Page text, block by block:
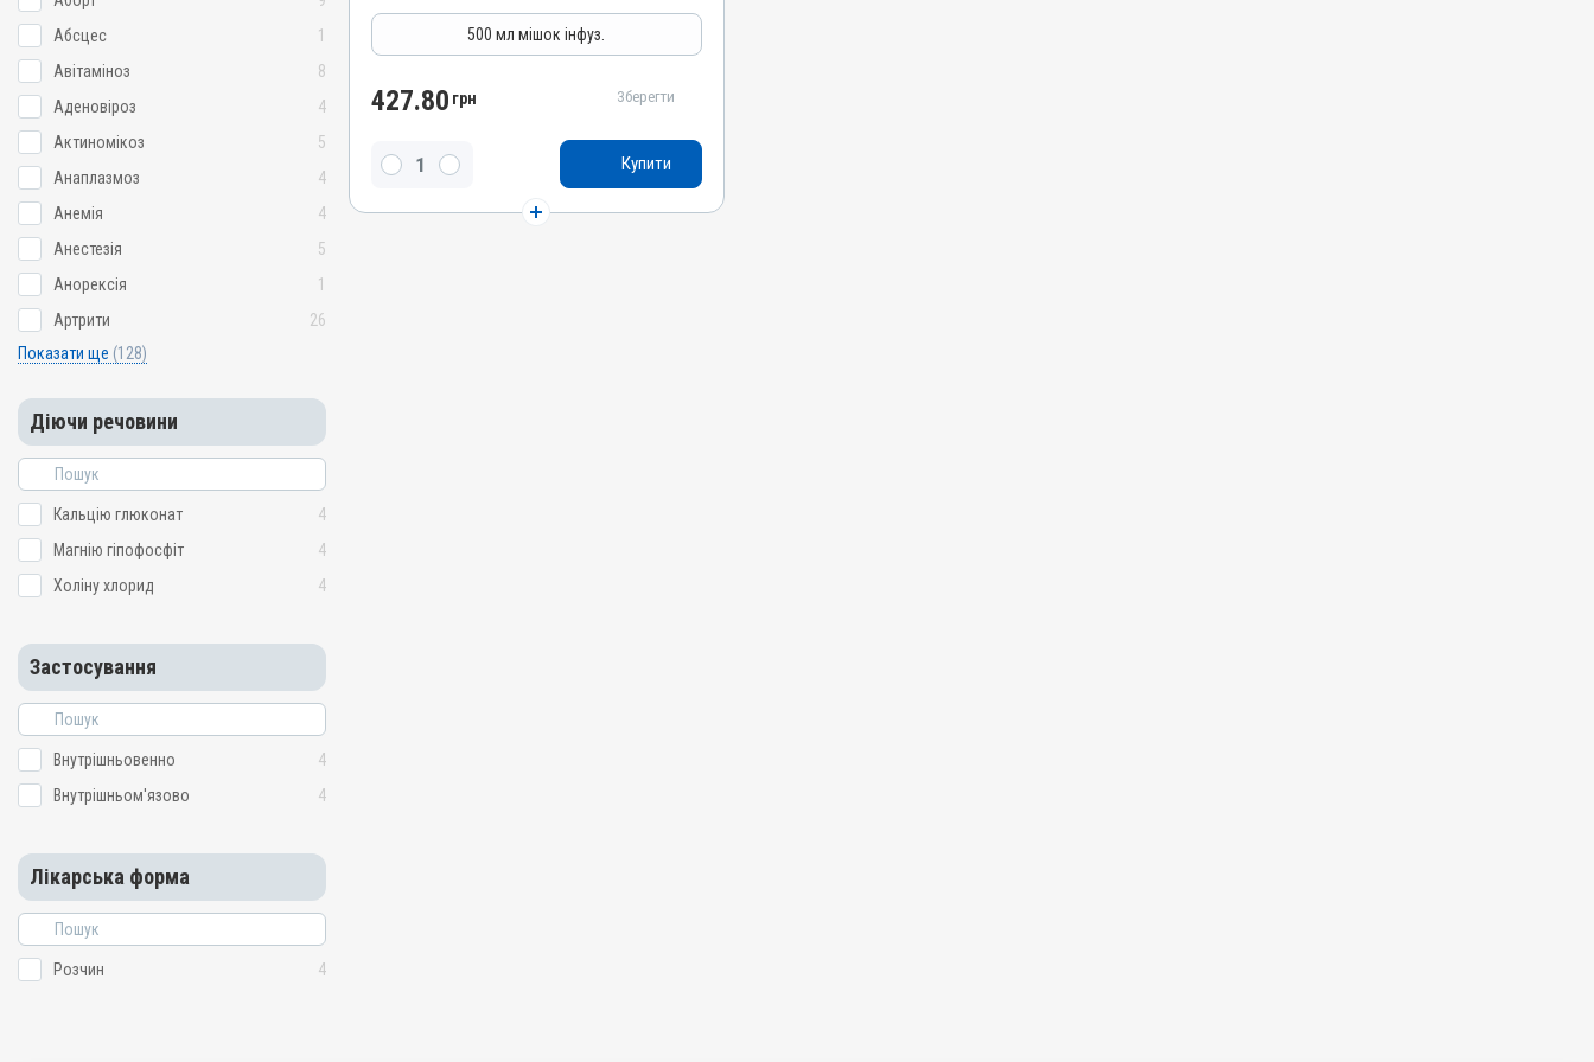
Абсцес
1
Авітаміноз
8
Аденовіроз
4
Актиномікоз
5
Анаплазмоз
4
Анемія
4
Анестезія
5
Анорексія
1
Артрити
26
Показати ще (128)
Діючи речовини
Кальцію глюконат
4
Магнію гіпофосфіт
4
Холіну хлорид
4
Застосування
Внутрішньовенно
4
Внутрішньом'язово
4
Лікарська форма
Розчин 4
Остеомаляція; Парез; Рахіт; Токсикоз
Вітамінно-мінеральні
Лікарська форма
Магнію гіпофосфіт, Кальцію глюконат, Холіну
хлорид
500 мл мішок інфуз.
427.80 грн Зберегти
Купити